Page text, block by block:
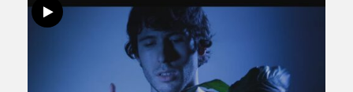
Webgune honek cookie propioak eta hirugarrenen cookie-
fitxategiak erabiltzen ditu. Zure esperientzia eta
zerbitzuak hobetzeko asmoz, cookie teknologiaz
baliatzen gara. Ohar hau onartuz gero, teknologia hori